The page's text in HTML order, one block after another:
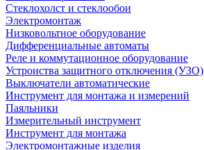
Стеклохолст и стеклообои
Электромонтаж
Низковольтное оборудование
Дифференциальные автоматы
Реле и коммутационное оборудование
Устроиства защитного отключения (УЗО)
Выключатели автоматические
Инструмент для монтажа и измерений
Паяльники
Измерительный инструмент
Инструмент для монтажа
Электромонтажные изделия